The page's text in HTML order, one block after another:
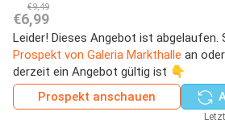
€9,49
€6,99
Leider! Dieses Angebot ist abgelaufen.
Prospekt von Galeria Markthalle an
derzeit ein Angebot gültig ist 👇
Prospekt anschauen